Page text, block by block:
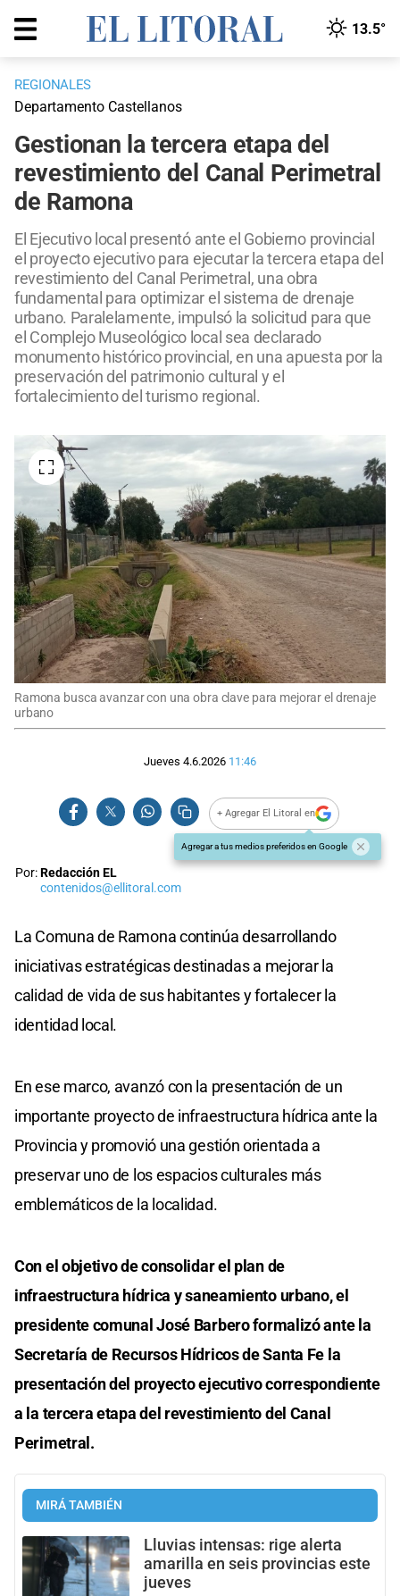
13.5°
REGIONALES
Departamento Castellanos
Gestionan la tercera etapa del
revestimiento del Canal Perimetral
de Ramona
El Ejecutivo local presentó ante el Gobierno provincial
el proyecto ejecutivo para ejecutar la tercera etapa del
revestimiento del Canal Perimetral, una obra
fundamental para optimizar el sistema de drenaje
urbano. Paralelamente, impulsó la solicitud para que
el Complejo Museológico local sea declarado
monumento histórico provincial, en una apuesta por la
preservación del patrimonio cultural y el
fortalecimiento del turismo regional.
Ramona busca avanzar con una obra clave para mejorar el drenaje
urbano
Jueves 4.6.2026 11:46
+ Agregar El Litoral en
Agregar a tus medios preferidos en Google
Por:Redacción EL
contenidos@ellitoral.com
La Comuna de Ramona continúa desarrollando
iniciativas estratégicas destinadas a mejorar la
calidad de vida de sus habitantes y fortalecer la
identidad local.
En ese marco, avanzó con la presentación de un
importante proyecto de infraestructura hídrica ante la
Provincia y promovió una gestión orientada a
preservar uno de los espacios culturales más
emblemáticos de la localidad.
Con el objetivo de consolidar el plan de
infraestructura hídrica y saneamiento urbano, el
presidente comunal José Barbero formalizó ante la
Secretaría de Recursos Hídricos de Santa Fe la
presentación del proyecto ejecutivo correspondiente
a la tercera etapa del revestimiento del Canal
Perimetral.
MIRÁ TAMBIÉN
Lluvias intensas: rige alerta
amarilla en seis provincias este
jueves